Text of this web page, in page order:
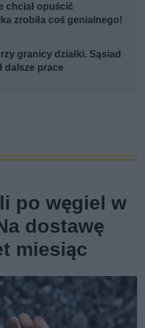
chciał opuścić
zrobiła coś genialnego!
granicy działki. Sąsiad
dalsze prace
po węgiel w
dostawę
miesiąc